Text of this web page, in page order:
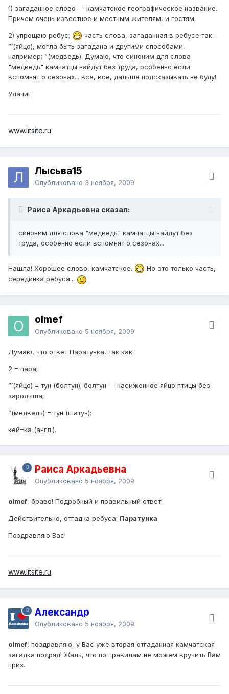
1) загаданное слово — камчатское географическое название.
Причем очень известное и местным жителям, и гостям;
2) упрощаю ребус;
часть слова, загаданная в ребусе так:
”’(яйцо), могла быть загадана и другими способами,
например: ”(медведь). Думаю, что синоним для слова
"медведь" камчатцы найдут без труда, особенно если
вспомнят о сезонах... всё, всё, дальше подсказывать не буду!
Удачи!
www.litsite.ru
Лысьва15
Опубликовано 3 ноября, 2009
Раиса Аркадьевна сказал:
синоним для слова "медведь" камчатцы найдут без
труда, особенно если вспомнят о сезонах...
Нашла! Хорошее слово, камчатское.
Но это только часть,
серединка ребуса...
olmef
Опубликовано 5 ноября, 2009
Думаю, что ответ Паратунка, так как
2 = пара;
”’(яйцо) = тун (болтун); болтун — насиженное яйцо птицы без
зародыша;
”(медведь) = тун (шатун);
кей=ka (англ.).
Раиса Аркадьевна
Опубликовано 5 ноября, 2009
olmef, браво! Подробный и правильный ответ!
Действительно, отгадка ребуса: Паратунка.
Поздравляю Вас!
www.litsite.ru
Александр
Опубликовано 5 ноября, 2009
olmef, поздравляю, у Вас уже вторая отгаданная камчатская
загадка подряд! Жаль, что по правилам не можем вручить Вам
приз.